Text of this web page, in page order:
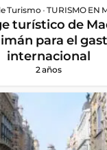
Turismo • TURISMO EN
turístico de
para el
internacional
2 años